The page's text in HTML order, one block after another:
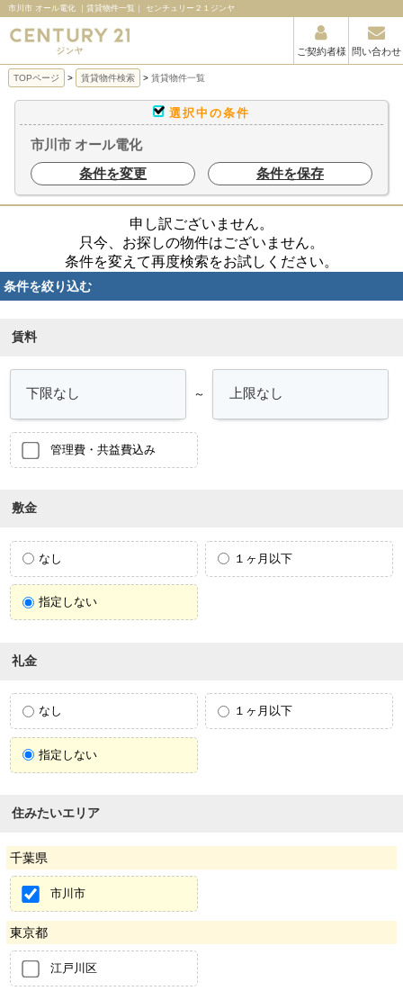
市川市 オール電化 ｜賃貸物件一覧｜ センチュリー２１ジンヤ
ご契約者様 問い合わせ
TOPページ 賃貸物件検索 賃貸物件一覧
選択中の条件
市川市 オール電化
条件を変更
条件を保存
申し訳ございません。
只今、お探しの物件はございません。
条件を変えて再度検索をお試しください。
条件を絞り込む
賃料
～
管理費・共益費込み
敷金
なし １ヶ月以下
指定しない
礼金
なし １ヶ月以下
指定しない
住みたいエリア
千葉県
市川市
東京都
江戸川区